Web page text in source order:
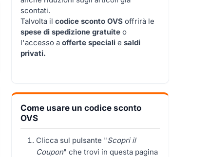
scontati.
Talvolta il codice sconto OVS offrirà le
spese di spedizione gratuite o
l'accesso a offerte speciali e saldi
privati.
Come usare un codice sconto
OVS
Clicca sul pulsante "Scopri il
Coupon" che trovi in questa pagina